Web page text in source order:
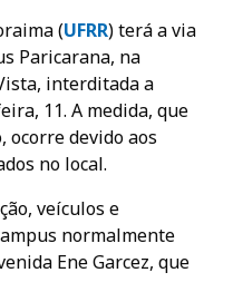
(UFRR) terá a via
Paricarana, na
interditada a
11. A medida, que
ocorre devido aos
no local.
veículos e
normalmente
Ene Garcez, que